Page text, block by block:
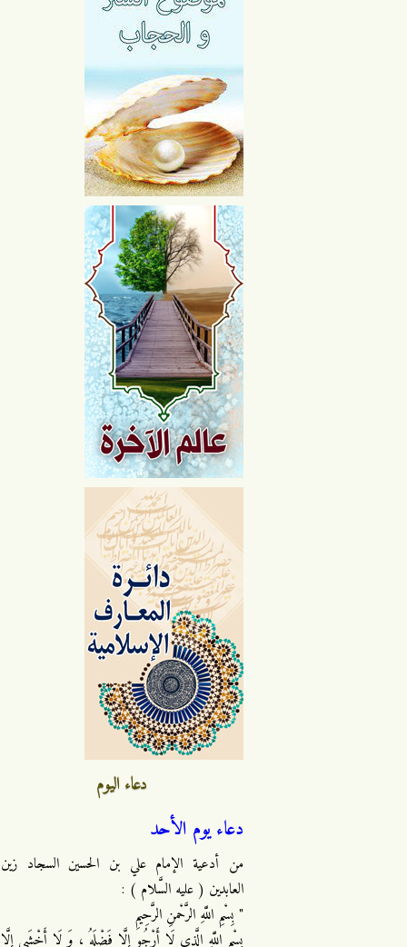
دعاء اليوم
دعاء يوم الأحد
من أدعية الإمام علي بن الحسين السجاد زين
العابدين ( عليه السَّلام ) :
" بِسْمِ اللَّهِ الرَّحْمنِ الرَّحِيمِ
بِسْمِ اللَّهِ الَّذِي لَا أَرْجُو إِلَّا فَضْلَهُ ، وَ لَا أَخْشَى إِلَّا